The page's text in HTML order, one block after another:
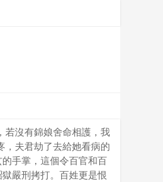
若沒有錦娘舍命相護，我
，夫君劫了去給她看病的
手掌，這個令百官和百
嚴刑拷打。百姓更是恨